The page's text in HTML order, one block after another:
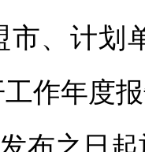
市、计划
作年度